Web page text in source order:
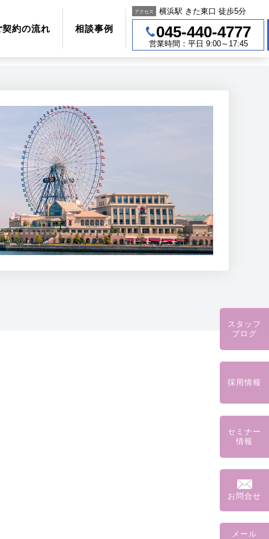
契約の流れ 相談事例
アクセス 横浜駅 きた東口 徒歩5分
045-440-4777
営業時間：平日 9:00～17:45
スタッフ
ブログ
採用情報
セミナー
情報
お問合せ
メール